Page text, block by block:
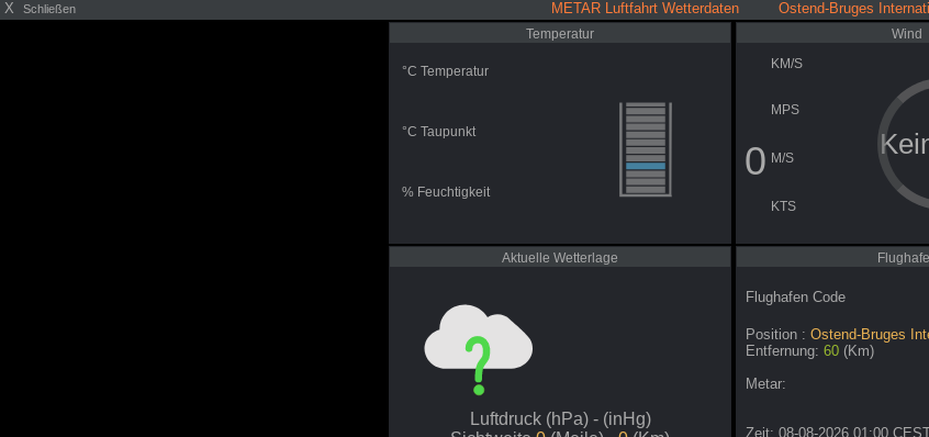
X Schließen METAR Luftfahrt Wetterdaten Ostend-Bruges
Temperatur
°C Temperatur
°C Taupunkt
% Feuchtigkeit
Wind
KM/S
MPS
0 M/S
KTS
Aktuelle Wetterlage
Luftdruck (hPa) - (inHg)
Flughafen Code
Position : Ostend-Bruges
Entfernung: 60 (Km)
Metar:
Zeit: 08-08-2026 01:00